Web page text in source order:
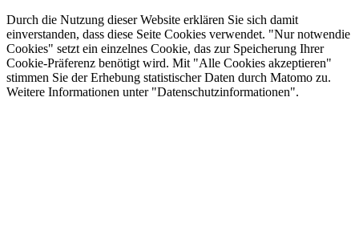
Durch die Nutzung dieser Website erklären Sie sich damit
einverstanden, dass diese Seite Cookies verwendet. "Nur notwendie
Cookies" setzt ein einzelnes Cookie, das zur Speicherung Ihrer
Cookie-Präferenz benötigt wird. Mit "Alle Cookies akzeptieren"
stimmen Sie der Erhebung statistischer Daten durch Matomo zu.
Weitere Informationen unter "Datenschutzinformationen".